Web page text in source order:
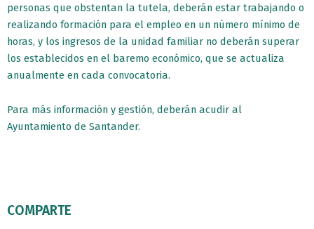
personas que obstentan la tutela, deberán estar trabajando o
realizando formación para el empleo en un número mínimo de
horas, y los ingresos de la unidad familiar no deberán superar
los establecidos en el baremo económico, que se actualiza
anualmente en cada convocatoria.
Para más información y gestión, deberán acudir al
Ayuntamiento de Santander.
COMPARTE